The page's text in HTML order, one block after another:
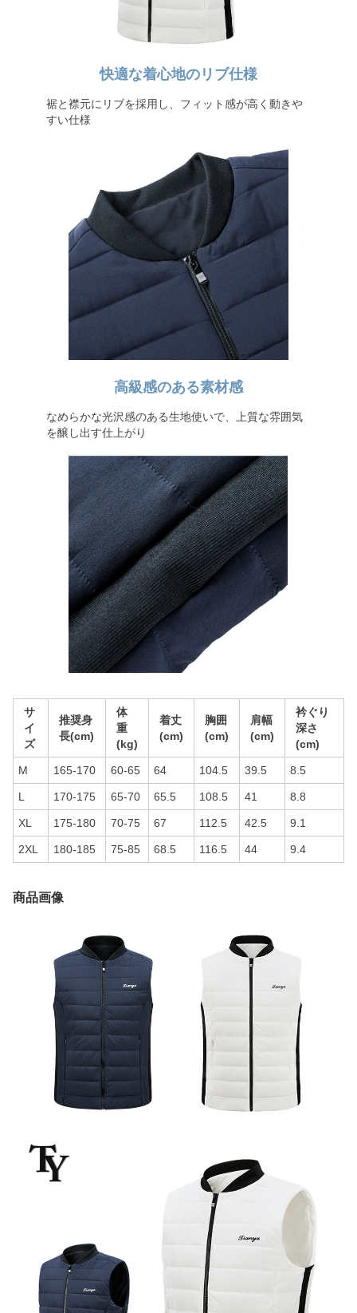
快適な着心地のリブ仕様
裾と襟元にリブを採用し、フィット感が高く動きや
すい仕様
高級感のある素材感
なめらかな光沢感のある生地使いで、上質な雰囲気
を醸し出す仕上がり
サ
イ
ズ
推奨身
長(cm)
体
重
(kg)
着丈
(cm)
胸囲
(cm)
肩幅
(cm)
衿ぐり
深さ
(cm)
M 165-170 60-65 64 104.5 39.5 8.5
L 170-175 65-70 65.5 108.5 41 8.8
XL 175-180 70-75 67 112.5 42.5 9.1
2XL 180-185 75-85 68.5 116.5 44 9.4
商品画像